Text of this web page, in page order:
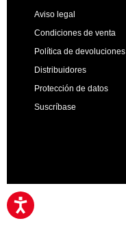
Aviso legal
Condiciones de venta
Política de devoluciones
Distribuidores
Protección de datos
Suscríbase